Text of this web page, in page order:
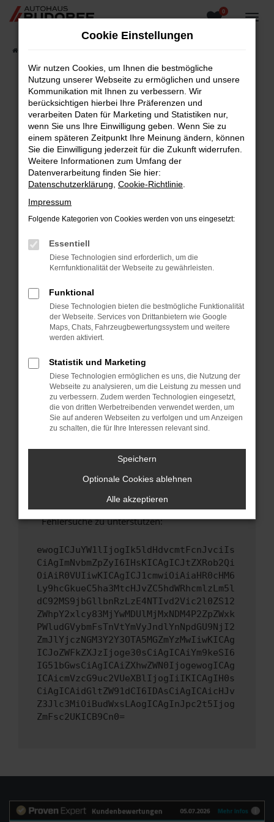
Zum
0
Fehler: Network Error
Beim Laden ist ein Fehler aufgetreten.
Hier sind ein paar Tipps, die dir helfen können:
Überprüfe deine Firewall und deine
Internetverbindung.
Laden andere Webseiten, zum Beispiel deine
Suchmaschine?
Prüfe deine Browsererweiterungen.
Manche Erweiterungen, wie Werbeblocker,
können das Laden bestimmter Seiten
verhindern. Funktioniert die Seite in einem
Fenster?
Starte dein Gerät neu.
Das kann manchmal helfen, vorübergehende
Probleme zu beheben.
Betriebssystem auf dem neuesten Stand
sind.
Veraltete Software birgt nicht nur ein
Sicherheitsrisiko, sondern kann auch dazu
führen, dass bestimmte Funktionen nicht mehr
unterstützt werden.
Wende dich an den Webseitenbetreiber.
Wenn du alle oben genannten Schritte versucht
hast, kontaktiere uns bitte. Wir werden
versuchen, das Problem zu beheben. Du kannst
uns diesen Text schicken, um uns bei der
Fehlersuche zu unterstützen:
ewogICJuYW1lIjogIk5ldHdvcmtFcnJvciIs
CiAgImNvbmZpZyI6IHsKICAgICJtZXRob2Qi
OiAiR0VUIiwKICAgICJ1cmwiOiAiaHR0cHM6
Ly9hcGkueC5ha3MtcHJvZC5hdWRhcmlzLm5l
dC92MS9jbGllbnRzLzE4NTIvd2Vic2l0ZS12
ZWhpY2xlcy83MjYwMDUlMjMxNDM4P2ZpZWxk
PWludGVybmFsTnVtYmVyJndlYnNpdGU9NjI2
ZmJlYjczNGM3Y2Y3OTA5MGZmYzMwIiwKICAg
ICJoZWFkZXJzIjoge30sCiAgICAiYm9keSI6
IG51bGwsCiAgICAiZXhwZWN0IjogewogICAg
ICAicmVzcG9uc2VUeXBlIjogIiIKICAgIH0s
CiAgICAidGltZW91dCI6IDAsCiAgICAicHJv
Z3Jlc3MiOiBudWxsLAogICAgInJpc2t5Ijog
ZmFsc2UKICB9Cn0=
Cookie Einstellungen
Wir nutzen Cookies, um Ihnen die bestmögliche
Nutzung unserer Webseite zu ermöglichen und unsere
Kommunikation mit Ihnen zu verbessern. Wir
berücksichtigen hierbei Ihre Präferenzen und
verarbeiten Daten für Marketing und Statistiken nur,
wenn Sie uns Ihre Einwilligung geben. Wenn Sie zu
einem späteren Zeitpunkt Ihre Meinung ändern, können
Sie die Einwilligung jederzeit für die Zukunft widerrufen.
Weitere Informationen zum Umfang der
Datenverarbeitung finden Sie hier:
Datenschutzerklärung Cookie-Richtlinie
Impressum
Folgende Kategorien von Cookies werden von uns eingesetzt:
Essentiell
Diese Technologien sind erforderlich, um die
Kernfunktionalität der Webseite zu gewährleisten.
Funktional
Diese Technologien bieten die bestmögliche Funktionalität
der Webseite. Services von Drittanbietern wie Google
Maps, Chats, Fahrzeugbewertungssystem und weitere
werden aktiviert.
Statistik und Marketing
Diese Technologien ermöglichen es uns, die Nutzung der
Webseite zu analysieren, um die Leistung zu messen und
zu verbessern. Zudem werden Technologien eingesetzt,
die von dritten Werbetreibenden verwendet werden, um
Sie auf anderen Webseiten zu verfolgen und um Anzeigen
zu schalten, die für Ihre Interessen relevant sind.
Speichern
Optionale Cookies ablehnen
Alle akzeptieren